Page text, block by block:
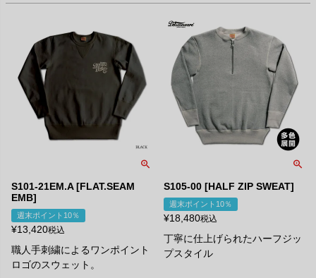
S101-21EM.A [FLAT.SEAM
EMB]
週末ポイント10％
¥13,420税込
職人手刺繍によるワンポイント
ロゴのスウェット。
S105-00 [HALF ZIP SWEAT]
週末ポイント10％
¥18,480税込
丁寧に仕上げられたハーフジッ
プスタイル